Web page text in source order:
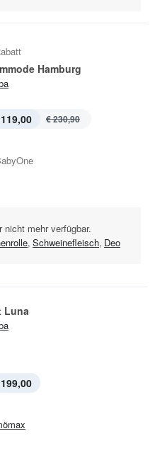
Hamburg
€ 230,90
mehr verfügbar.
, Schweinefleisch, Deo
Luna